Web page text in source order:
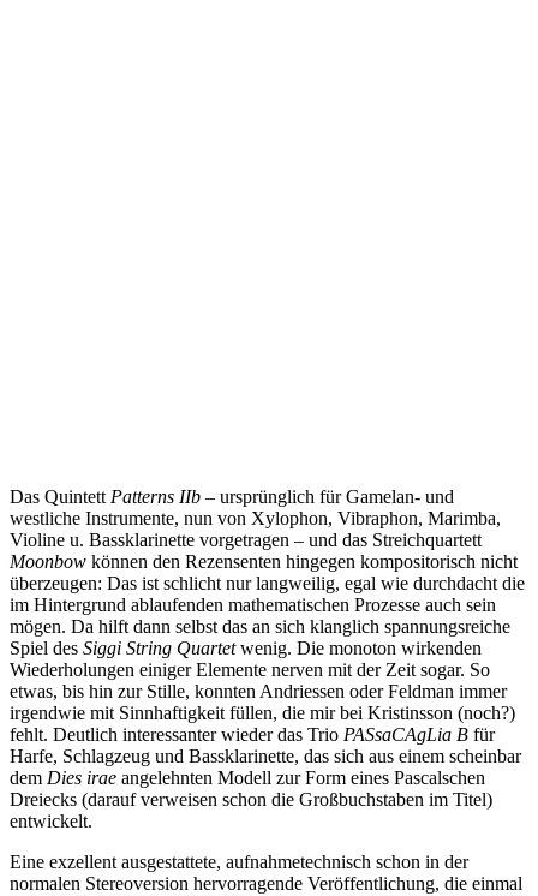
Das Quintett Patterns IIb – ursprünglich für Gamelan- und
westliche Instrumente, nun von Xylophon, Vibraphon, Marimba,
Violine u. Bassklarinette vorgetragen – und das Streichquartett
Moonbow können den Rezensenten hingegen kompositorisch nicht
überzeugen: Das ist schlicht nur langweilig, egal wie durchdacht die
im Hintergrund ablaufenden mathematischen Prozesse auch sein
mögen. Da hilft dann selbst das an sich klanglich spannungsreiche
Spiel des Siggi String Quartetwenig. Die monoton wirkenden
Wiederholungen einiger Elemente nerven mit der Zeit sogar. So
etwas, bis hin zur Stille, konnten Andriessen oder Feldman immer
irgendwie mit Sinnhaftigkeit füllen, die mir bei Kristinsson (noch?)
fehlt. Deutlich interessanter wieder das Trio PASsaCAgLia B für
Harfe, Schlagzeug und Bassklarinette, das sich aus einem scheinbar
dem Dies irae angelehnten Modell zur Form eines Pascalschen
Dreiecks (darauf verweisen schon die Großbuchstaben im Titel)
entwickelt.
Eine exzellent ausgestattete, aufnahmetechnisch schon in der
normalen Stereoversion hervorragende Veröffentlichung, die einmal